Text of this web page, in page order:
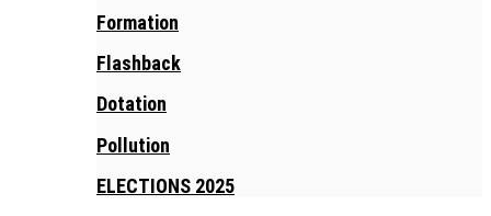
Formation
Flashback
Dotation
Pollution
ELECTIONS 2025